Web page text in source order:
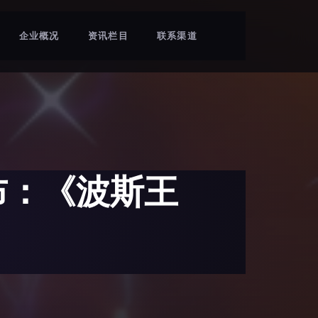
企业概况 资讯栏目 联系渠道
《波斯王